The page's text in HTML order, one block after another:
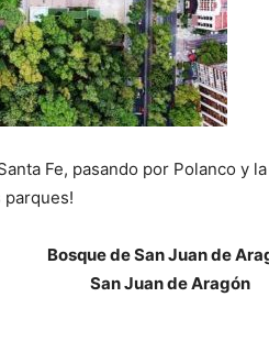
Fe, pasando por Polanco y
Bosque de San Juan de
San Juan de Aragón